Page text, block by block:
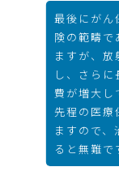
最後にがん
険の範疇で
ますが、
し、さら
費が増大し
先程の医療
ますので
ると無難で